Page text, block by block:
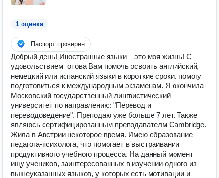
1 оценка
Паспорт проверен
Добрый день! Иностранные языки – это моя жизнь! С
удовольствием готова Вам помочь освоить английский,
немецкий или испанский языки в короткие сроки, помогу
подготовиться к международным экзаменам. Я окончила
Московский государственный лингвистический
университет по направлению: "Перевод и
переводоведение". Преподаю уже больше 7 лет. Также
являюсь сертифицированным преподавателм Cambridge.
Жила в Австрии некоторое время. Имею образование
педагога-психолога, что помогает в выстраивании
продуктивного учебного процесса. На данный момент
ищу учеников, заинтересованных в изучении одного из
вышеуказанных языков, у которых есть мотивации и